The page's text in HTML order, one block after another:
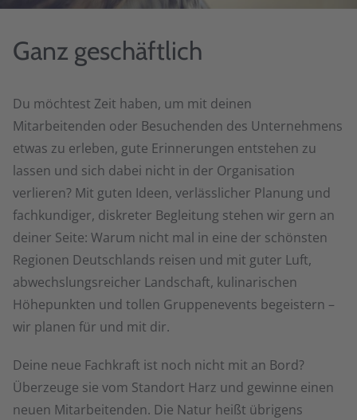
Ganz geschäftlich
Du möchtest Zeit haben, um mit deinen
Mitarbeitenden oder Besuchenden des Unternehmens
etwas zu erleben, gute Erinnerungen entstehen zu
lassen und sich dabei nicht in der Organisation
verlieren? Mit guten Ideen, verlässlicher Planung und
fachkundiger, diskreter Begleitung stehen wir gern an
deiner Seite: Warum nicht mal in eine der schönsten
Regionen Deutschlands reisen und mit guter Luft,
abwechslungsreicher Landschaft, kulinarischen
Höhepunkten und tollen Gruppenevents begeistern –
wir planen für und mit dir.
Deine neue Fachkraft ist noch nicht mit an Bord?
Überzeuge sie vom Standort Harz und gewinne einen
neuen Mitarbeitenden. Die Natur heißt übrigens